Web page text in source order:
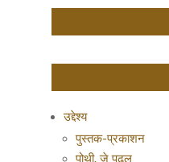
उद्देश्य
पुस्तक-प्रकाशन
पोथी, जे पढल